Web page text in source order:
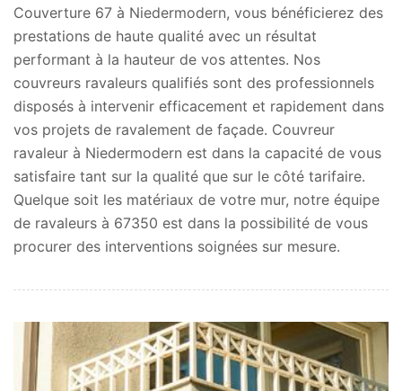
Couverture 67 à Niedermodern, vous bénéficierez des
prestations de haute qualité avec un résultat
performant à la hauteur de vos attentes. Nos
couvreurs ravaleurs qualifiés sont des professionnels
disposés à intervenir efficacement et rapidement dans
vos projets de ravalement de façade. Couvreur
ravaleur à Niedermodern est dans la capacité de vous
satisfaire tant sur la qualité que sur le côté tarifaire.
Quelque soit les matériaux de votre mur, notre équipe
de ravaleurs à 67350 est dans la possibilité de vous
procurer des interventions soignées sur mesure.